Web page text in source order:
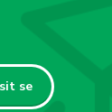
se